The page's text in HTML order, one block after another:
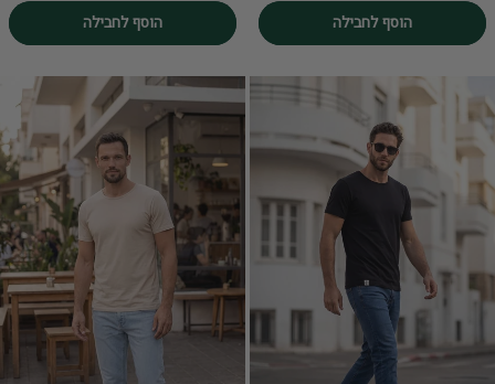
הוסף לחבילה הוסף לחבילה